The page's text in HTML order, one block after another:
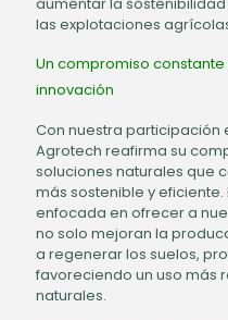
las explotaciones
Un compromiso
innovación
Con nuestra participación
Agrotech reafirma su
soluciones naturales que
más sostenible y
enfocada en ofrecer a
no solo mejoran la
a regenerar los suelos,
favoreciendo un uso más
naturales.